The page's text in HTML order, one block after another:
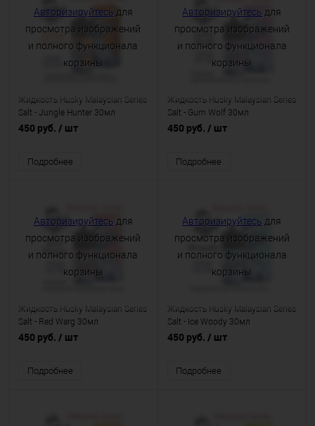
Авторизируйтесь для
просмотра изображений
и полного функционала
корзины
Жидкость Husky Malaysian Series
Salt - Jungle Hunter 30мл
450 руб. / шт
Подробнее
Авторизируйтесь для
просмотра изображений
и полного функционала
корзины
Жидкость Husky Malaysian Series
Salt - Gum Wolf 30мл
450 руб. / шт
Подробнее
Авторизируйтесь для
просмотра изображений
и полного функционала
корзины
Жидкость Husky Malaysian Series
Salt - Red Warg 30мл
450 руб. / шт
Подробнее
Авторизируйтесь для
просмотра изображений
и полного функционала
корзины
Жидкость Husky Malaysian Series
Salt - Ice Woody 30мл
450 руб. / шт
Подробнее